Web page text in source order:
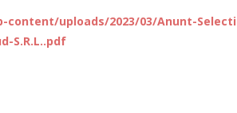
uploads/2023/03/Anunt-
S.R.L..pdf